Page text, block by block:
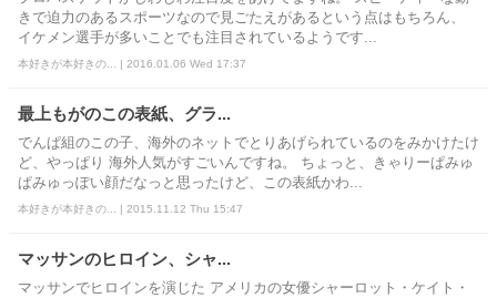
きで迫力のあるスポーツなので見ごたえがあるという点はもちろん、
イケメン選手が多いことでも注目されているようです...
本好きが本好きの... | 2016.01.06 Wed 17:37
最上もがのこの表紙、グラ...
でんぱ組のこの子、海外のネットでとりあげられているのをみかけたけ
ど、やっぱり 海外人気がすごいんですね。 ちょっと、きゃりーぱみゅ
ぱみゅっぽい顔だなっと思ったけど、この表紙かわ...
本好きが本好きの... | 2015.11.12 Thu 15:47
マッサンのヒロイン、シャ...
マッサンでヒロインを演じた アメリカの女優シャーロット・ケイト・